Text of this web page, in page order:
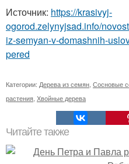
Источник: https://krasivyj-
ogorod.zelynyjsad.info/
iz-semyan-v-domashnih-
pered
Категории: Дерева из семян Сосновые
растения Хвойные дерева
Читайте также